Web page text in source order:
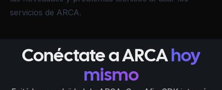
servicios de ARCA.
Conéctate a ARCA hoy
mismo